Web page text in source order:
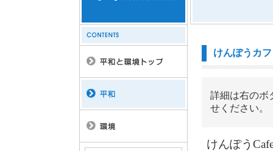
けんぽうカ
詳細は右のボ
せください。
けんぽう